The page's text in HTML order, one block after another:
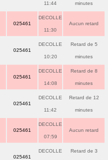
11:44 minutes
025461
DECOLLE
11:30
Aucun retard
025461
DECOLLE
10:20
Retard de 5
minutes
025461
DECOLLE
14:08
Retard de 8
minutes
025461
DECOLLE
11:42
Retard de 12
minutes
025461
DECOLLE
07:59
Aucun retard
025461
DECOLLE Retard de 3